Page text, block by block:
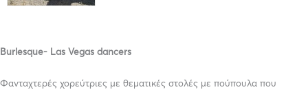
Burlesque- Las Vegas dancers
Φανταχτερές χορεύτριες με θεματικές στολές με πούπουλα που